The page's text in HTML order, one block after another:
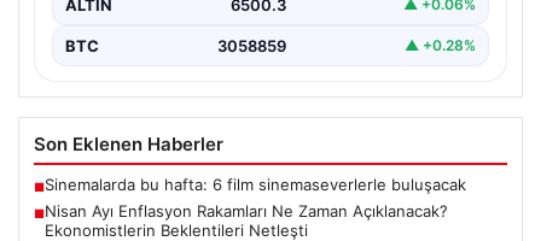
ALTIN 6500.3 ▲ +0.06%
BTC 3058859 ▲ +0.28%
Son Eklenen Haberler
■Sinemalarda bu hafta: 6 film sinemaseverlerle buluşacak
■Nisan Ayı Enflasyon Rakamları Ne Zaman Açıklanacak?
Ekonomistlerin Beklentileri Netleşti